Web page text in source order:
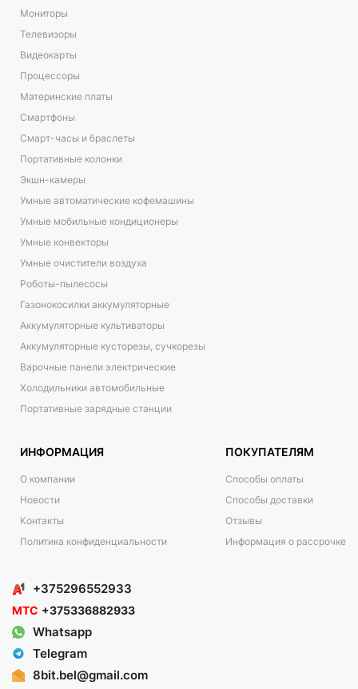
Мониторы
Телевизоры
Видеокарты
Процессоры
Материнские платы
Смартфоны
Смарт-часы и браслеты
Портативные колонки
Экшн-камеры
Умные автоматические кофемашины
Умные мобильные кондиционеры
Умные конвекторы
Умные очистители воздуха
Роботы-пылесосы
Газонокосилки аккумуляторные
Аккумуляторные культиваторы
Аккумуляторные кусторезы, сучкорезы
Варочные панели электрические
Холодильники автомобильные
Портативные зарядные станции
ИНФОРМАЦИЯ
О компании
Новости
Контакты
Политика конфиденциальности
ПОКУПАТЕЛЯМ
Способы оплаты
Способы доставки
Отзывы
Информация о рассрочке
+375296552933
МТС +375336882933
Whatsapp
Telegram
8bit.bel@gmail.com